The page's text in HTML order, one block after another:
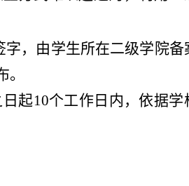
字，由学生所在二级学院备
起10个工作日内，依据学